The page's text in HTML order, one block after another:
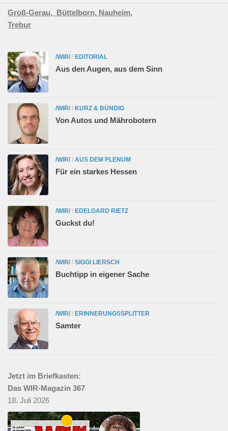
Groß-Gerau, Büttelborn, Nauheim,
Trebur
/WIR/ / EDITORIAL
Aus den Augen, aus dem Sinn
/WIR/ / KURZ & BÜNDIG
Von Autos und Mährobotern
/WIR/ / AUS DEM PLENUM
Für ein starkes Hessen
/WIR/ / EDELGARD RIETZ
Guckst du!
/WIR/ / SIGGI LIERSCH
Buchtipp in eigener Sache
/WIR/ / ERINNERUNGSSPLITTER
Samter
Jetzt im Briefkasten:
Das WIR-Magazin 367
18. Juli 2026